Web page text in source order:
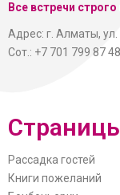
Все встречи
Адрес: г. Алматы,
Сот.: +7 701 799 87 48
Рассадка гостей
Книги пожеланий